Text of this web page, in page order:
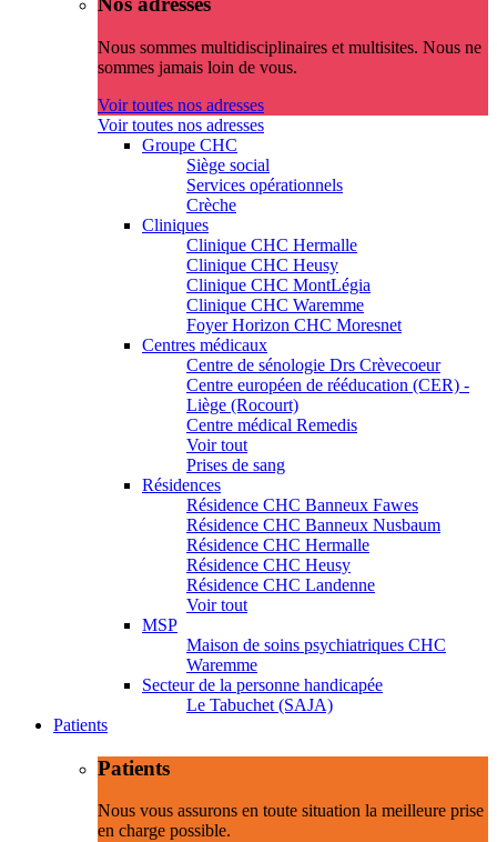
Nous sommes multidisciplinaires et multisites. Nous ne
sommes jamais loin de vous.
Voir toutes nos adresses
Voir toutes nos adresses
Groupe CHC
Siège social
Services opérationnels
Crèche
Cliniques
Clinique CHC Hermalle
Clinique CHC Heusy
Clinique CHC MontLégia
Clinique CHC Waremme
Foyer Horizon CHC Moresnet
Centres médicaux
Centre de sénologie Drs Crèvecoeur
Centre européen de rééducation (CER) -
Liège (Rocourt)
Centre médical Remedis
Voir tout
Prises de sang
Résidences
Résidence CHC Banneux Fawes
Résidence CHC Banneux Nusbaum
Résidence CHC Hermalle
Résidence CHC Heusy
Résidence CHC Landenne
Voir tout
MSP
Maison de soins psychiatriques CHC
Waremme
Secteur de la personne handicapée
Le Tabuchet (SAJA)
Patients
Patients
Nous vous assurons en toute situation la meilleure prise
en charge possible.